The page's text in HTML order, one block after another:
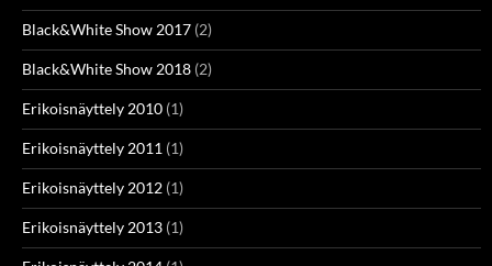
Black&White Show 2017 (2)
Black&White Show 2018 (2)
Erikoisnäyttely 2010 (1)
Erikoisnäyttely 2011 (1)
Erikoisnäyttely 2012 (1)
Erikoisnäyttely 2013 (1)